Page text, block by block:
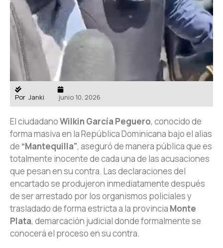
Por Janki junio 10, 2026
El ciudadanoWilkin García Peguero, conocido de
forma masiva en la República Dominicana bajo el alias
de “Mantequilla”, aseguró de manera pública que es
totalmente inocente de cada una de las acusaciones
que pesan en su contra. Las declaraciones del
encartado se produjeron inmediatamente después
de ser arrestado por los organismos policiales y
trasladado de forma estricta a la provincia Monte
Plata, demarcación judicial donde formalmente se
conocerá el proceso en su contra.